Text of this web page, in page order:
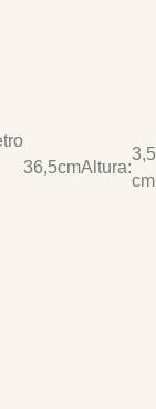
36,5cmAltura:
3,5
cm